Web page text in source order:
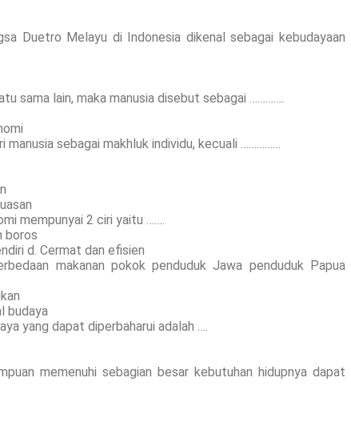
Duetro Melayu di Indonesia dikenal sebagai kebudayaan
sama lain, maka manusia disebut sebagai ………….
manusia sebagai makhluk individu, kecuali ……………
mempunyai 2 ciri yaitu …….
boros
d. Cermat dan efisien
makanan pokok penduduk Jawa penduduk Papua
budaya
yang dapat diperbaharui adalah ….
memenuhi sebagian besar kebutuhan hidupnya dapat